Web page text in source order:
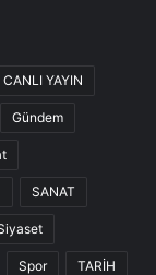
CANLI YAYIN
Gündem
SANAT
Spor TARİH